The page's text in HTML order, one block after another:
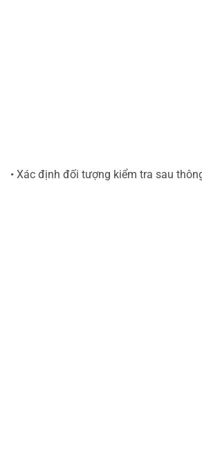
• Xác định đối tượng kiểm tra sau